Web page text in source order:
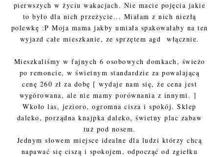
pierwszych w życiu wakacjach. Nie macie pojęcia jakie
to było dla nich przeżycie... Miałam z nich niezłą
polewkę :P Moja mama jakby umiała spakowałaby na ten
wyjazd całe mieszkanie, ze sprzętem agd włącznie.
Mieszkaliśmy w fajnych 6 osobowych domkach, świeżo
po remoncie, w świetnym standardzie za powalającą
cenę 260 zł za dobę [ wydaje nam się, że cena jest
wygórowana, ale nie mamy porównania z innymi. ]
Wkoło las, jezioro, ogromna cisza i spokój. Sklep
daleko, porządna knajpka daleko, świetny plac zabaw
tuż pod nosem.
Jednym słowem miejsce idealne dla ludzi którzy chcą
napawać się ciszą i spokojem, odpocząć od zgiełku